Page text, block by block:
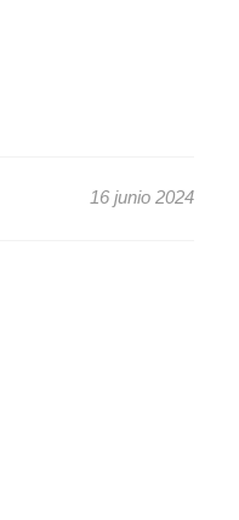
16 junio 2024